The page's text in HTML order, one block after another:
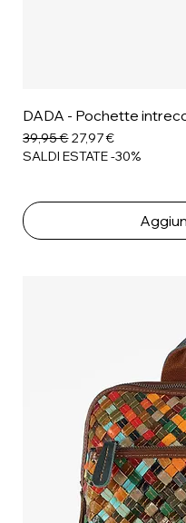
DADA - Pochette
Prezzo regolare
39,95 €Prezzo scontato
27,97 €
SALDI ESTATE -30%